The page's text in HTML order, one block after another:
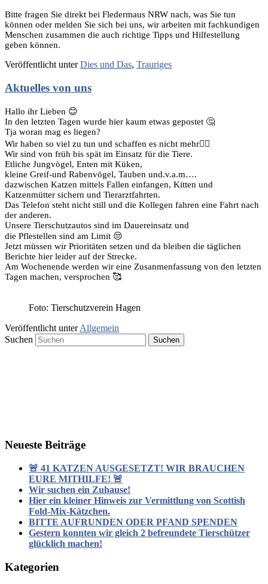
Bitte fragen Sie direkt bei Fledermaus NRW nach, was Sie tun
können oder melden Sie sich bei uns, wir arbeiten mit fachkundigen
Menschen zusammen die auch richtige Tipps und Hilfestellung
geben können.
Veröffentlicht unter Dies und Das, Trauriges
Aktuelles von uns
Hallo ihr Lieben 😊
In den letzten Tagen wurde hier kaum etwas gepostet 🤔
Tja woran mag es liegen?
Wir haben so viel zu tun und schaffen es nicht mehr🤷‍♀️
Wir sind von früh bis spät im Einsatz für die Tiere.
Etliche Jungvögel, Enten mit Küken,
kleine Greif-und Rabenvögel, Tauben und.v.a.m….
dazwischen Katzen mittels Fallen einfangen, Kitten und
Katzenmütter sichern und Tierarztfahrten.
Das Telefon steht nicht still und die Kollegen fahren eine Fahrt nach
der anderen.
Unsere Tierschutzautos sind im Dauereinsatz und
die Pflestellen sind am Limit 😒
Jetzt müssen wir Prioritäten setzen und da bleiben die täglichen
Berichte hier leider auf der Strecke.
Am Wochenende werden wir eine Zusanmenfassung von den letzten
Tagen machen, versprochen 🥰
Foto: Tierschutzverein Hagen
Veröffentlicht unter Allgemein
Suchen
Neueste Beiträge
🚨 41 KATZEN AUSGESETZT! WIR BRAUCHEN
EURE MITHILFE! 🚨
Wir suchen ein Zuhause!
Hier ein kleiner Hinweis zur Vermittlung von Scottish
Fold-Mix-Kätzchen.
BITTE AUFRUNDEN ODER PFAND SPENDEN
Gestern konnten wir gleich 2 befreundete Tierschützer
glücklich machen!
Kategorien